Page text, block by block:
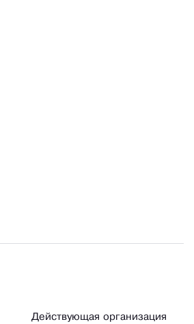
Действующая организация